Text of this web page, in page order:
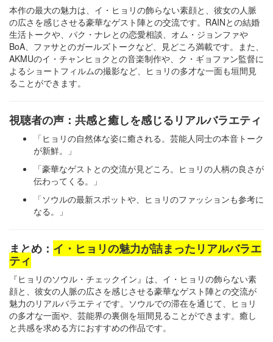
本作の最大の魅力は、イ・ヒョリの飾らない素顔と、彼女の人脈
の広さを感じさせる豪華なゲスト陣との交流です。RAINとの結婚
生活トークや、パク・ナレとの恋愛相談、オム・ジョンファや
BoA、ファサとのガールズトークなど、見どころ満載です。また、
AKMUのイ・チャンヒョクとの音楽制作や、ク・ギョファン監督に
よるショートフィルムの撮影など、ヒョリの多才な一面も垣間見
ることができます。
視聴者の声：共感と癒しを感じるリアルバラエティ
「ヒョリの自然体な姿に癒される。芸能人同士の本音トーク
が新鮮。」
「豪華なゲストとの交流が見どころ。ヒョリの人柄の良さが
伝わってくる。」
「ソウルの最新スポットや、ヒョリのファッションも参考に
なる。」
まとめ： イ・ヒョリの魅力が詰まったリアルバラエ
ティ
『ヒョリのソウル・チェックイン』は、イ・ヒョリの飾らない素
顔と、彼女の人脈の広さを感じさせる豪華なゲスト陣との交流が
魅力のリアルバラエティです。ソウルでの滞在を通じて、ヒョリ
の多才な一面や、芸能界の裏側を垣間見ることができます。癒し
と共感を求める方におすすめの作品です。